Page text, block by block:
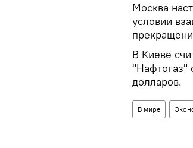
Москва
условии
В Киеве
"Нафтогаз"
долларов.
В мире